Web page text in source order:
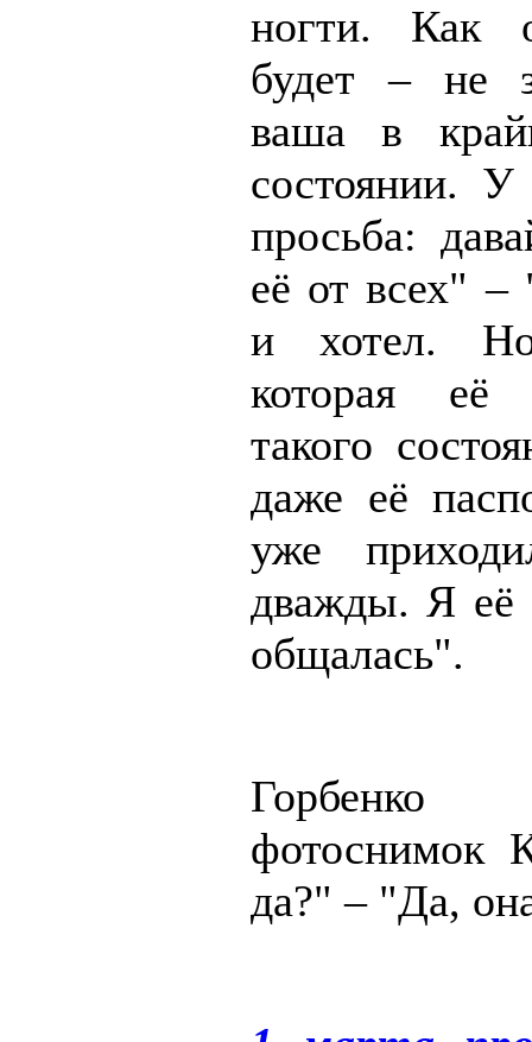
ногти. Как
будет – не
ваша в
состоянии.
просьба:
её от всех" –
и хотел.
которая
такого
даже её
уже
дважды. Я
общалась".
фотоснимок
да?" – "Да,